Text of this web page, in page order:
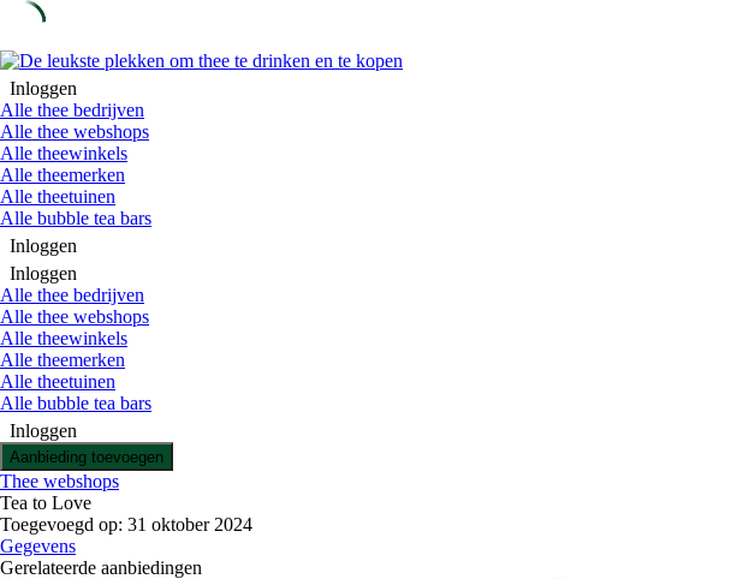
Skip
to
content
Inloggen
Alle thee bedrijven
Alle thee webshops
Alle theewinkels
Alle theemerken
Alle theetuinen
Alle bubble tea bars
Inloggen
Inloggen
Alle thee bedrijven
Alle thee webshops
Alle theewinkels
Alle theemerken
Alle theetuinen
Alle bubble tea bars
Inloggen
Aanbieding toevoegen
Thee webshops
Tea to Love
Toegevoegd op: 31 oktober 2024
Gegevens
Gerelateerde aanbiedingen